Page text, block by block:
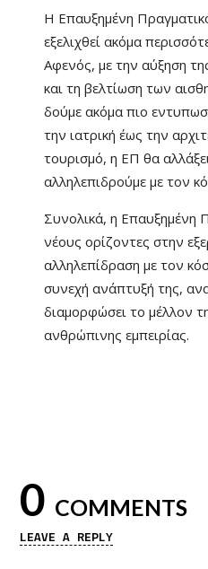
Η Επαυξημένη
εξελιχθεί ακόμα
Αφενός, με την αύξηση
και τη βελτίωση των
δούμε ακόμα πιο
την ιατρική έως την
τουρισμό, η ΕΠ θα
αλληλεπιδρούμε με τον
Συνολικά, η Επαυξημένη
νέους ορίζοντες στην
αλληλεπίδραση με τον
συνεχή ανάπτυξή της,
διαμορφώσει το μέλλον
ανθρώπινης εμπειρίας.
0 COMMENTS
LEAVE A REPLY